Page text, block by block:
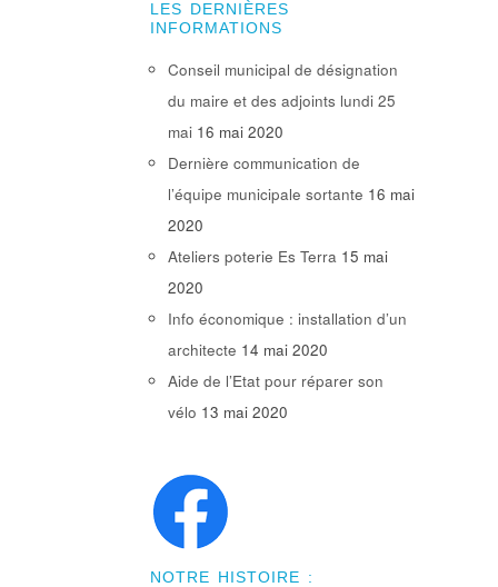
LES DERNIÈRES
INFORMATIONS
Conseil municipal de désignation
du maire et des adjoints lundi 25
mai 16 mai 2020
Dernière communication de
l’équipe municipale sortante 16 mai
2020
Ateliers poterie Es Terra 15 mai
2020
Info économique : installation d’un
architecte 14 mai 2020
Aide de l’Etat pour réparer son
vélo 13 mai 2020
NOTRE HISTOIRE :